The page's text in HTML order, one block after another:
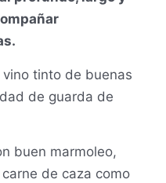
tinto de buenas
de guarda de
buen marmoleo,
de caza como